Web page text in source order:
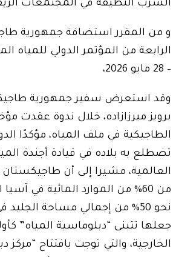
الشرب النظيفة في المجتمعات
و من المقرر استضافة جمهورية
– 28 مايو 2026،
وقد استعرض سفير جمهورية
برويز ميرزازاده، خلال ندوة عقدت
الطاجيكية في ملف المياه، مؤكدًا
تضطلع به بلاده في قيادة أجندة
العالمية، مشيرا إلى أن
من 60% من الموارد المائية في
نحو 50% من إجمالي مساحة
جعلها تتبنى “دبلوماسية المياه”
الخارجية، والتي توجت بافتتاح “مركز